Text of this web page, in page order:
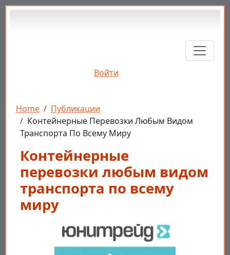
Перейти к основному содержанию
Войти
Строка навигации
Home
Публикации
Контейнерные Перевозки Любым Видом
Транспорта По Всему Миру
Контейнерные
перевозки любым видом
транспорта по всему
миру